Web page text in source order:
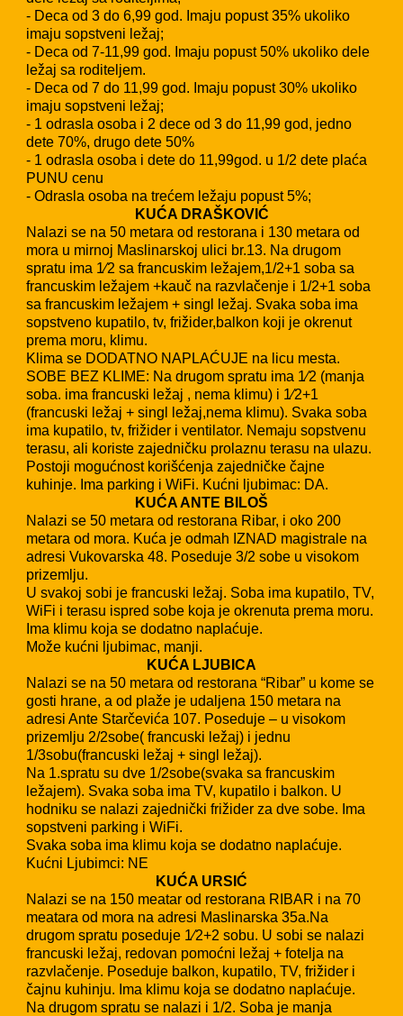
- Deca od 3 do 6,99 god. Imaju popust 35% ukoliko
imaju sopstveni ležaj;
- Deca od 7-11,99 god. Imaju popust 50% ukoliko dele
ležaj sa roditeljem.
- Deca od 7 do 11,99 god. Imaju popust 30% ukoliko
imaju sopstveni ležaj;
- 1 odrasla osoba i 2 dece od 3 do 11,99 god, jedno
dete 70%, drugo dete 50%
- 1 odrasla osoba i dete do 11,99god. u 1/2 dete plaća
PUNU cenu
- Odrasla osoba na trećem ležaju popust 5%;
KUĆA DRAŠKOVIĆ
Nalazi se na 50 metara od restorana i 130 metara od
mora u mirnoj Maslinarskoj ulici br.13. Na drugom
spratu ima 1⁄2 sa francuskim ležajem,1/2+1 soba sa
francuskim ležajem +kauč na razvlačenje i 1/2+1 soba
sa francuskim ležajem + singl ležaj. Svaka soba ima
sopstveno kupatilo, tv, frižider,balkon koji je okrenut
prema moru, klimu.
Klima se DODATNO NAPLAĆUJE na licu mesta.
SOBE BEZ KLIME: Na drugom spratu ima 1⁄2 (manja
soba. ima francuski ležaj , nema klimu) i 1⁄2+1
(francuski ležaj + singl ležaj,nema klimu). Svaka soba
ima kupatilo, tv, frižider i ventilator. Nemaju sopstvenu
terasu, ali koriste zajedničku prolaznu terasu na ulazu.
Postoji mogućnost korišćenja zajedničke čajne
kuhinje. Ima parking i WiFi. Kućni ljubimac: DA.
KUĆA ANTE BILOŠ
Nalazi se 50 metara od restorana Ribar, i oko 200
metara od mora. Kuća je odmah IZNAD magistrale na
adresi Vukovarska 48. Poseduje 3/2 sobe u visokom
prizemlju.
U svakoj sobi je francuski ležaj. Soba ima kupatilo, TV,
WiFi i terasu ispred sobe koja je okrenuta prema moru.
Ima klimu koja se dodatno naplaćuje.
Može kućni ljubimac, manji.
KUĆA LJUBICA
Nalazi se na 50 metara od restorana “Ribar” u kome se
gosti hrane, a od plaže je udaljena 150 metara na
adresi Ante Starčevića 107. Poseduje – u visokom
prizemlju 2/2sobe( francuski ležaj) i jednu
1/3sobu(francuski ležaj + singl ležaj).
Na 1.spratu su dve 1/2sobe(svaka sa francuskim
ležajem). Svaka soba ima TV, kupatilo i balkon. U
hodniku se nalazi zajednički frižider za dve sobe. Ima
sopstveni parking i WiFi.
Svaka soba ima klimu koja se dodatno naplaćuje.
Kućni Ljubimci: NE
KUĆA URSIĆ
Nalazi se na 150 meatar od restorana RIBAR i na 70
meatara od mora na adresi Maslinarska 35a.Na
drugom spratu poseduje 1⁄2+2 sobu. U sobi se nalazi
francuski ležaj, redovan pomoćni ležaj + fotelja na
razvlačenje. Poseduje balkon, kupatilo, TV, frižider i
čajnu kuhinju. Ima klimu koja se dodatno naplaćuje.
Na drugom spratu se nalazi i 1/2. Soba je manja